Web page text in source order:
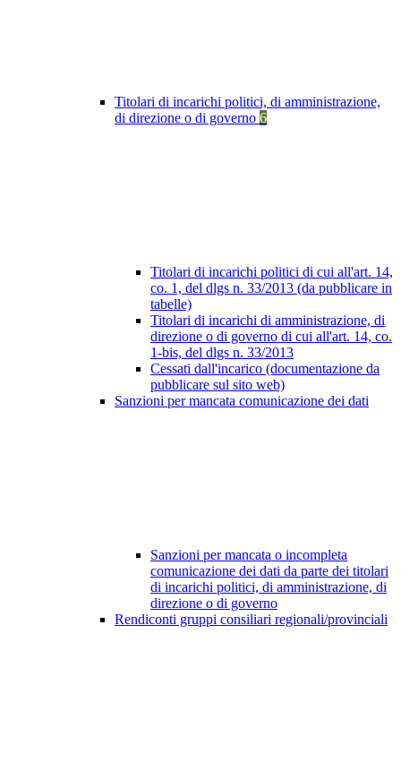
Titolari di incarichi politici, di amministrazione,
di direzione o di governo 6
Titolari di incarichi politici di cui all'art. 14,
co. 1, del dlgs n. 33/2013 (da pubblicare in
tabelle)
Titolari di incarichi di amministrazione, di
direzione o di governo di cui all'art. 14, co.
1-bis, del dlgs n. 33/2013
Cessati dall'incarico (documentazione da
pubblicare sul sito web)
Sanzioni per mancata comunicazione dei dati
Sanzioni per mancata o incompleta
comunicazione dei dati da parte dei titolari
di incarichi politici, di amministrazione, di
direzione o di governo
Rendiconti gruppi consiliari regionali/provinciali